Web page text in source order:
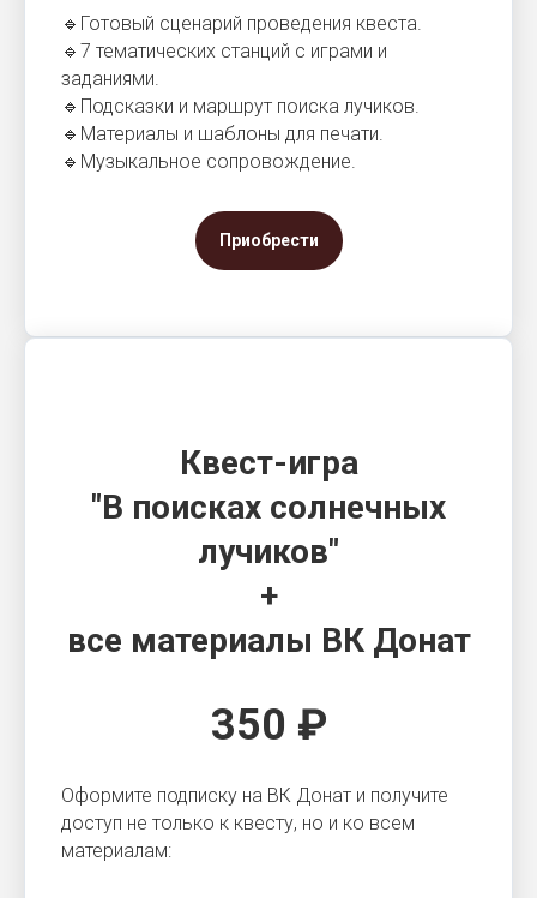
🔹Готовый сценарий проведения квеста.
🔹7 тематических станций с играми и
заданиями.
🔹Подсказки и маршрут поиска лучиков.
🔹Материалы и шаблоны для печати.
🔹Музыкальное сопровождение.
Приобрести
Квест-игра
"В поисках солнечных
лучиков"
+
все материалы ВК Донат
350 ₽
Оформите подписку на ВК Донат и получите
доступ не только к квесту, но и ко всем
материалам: